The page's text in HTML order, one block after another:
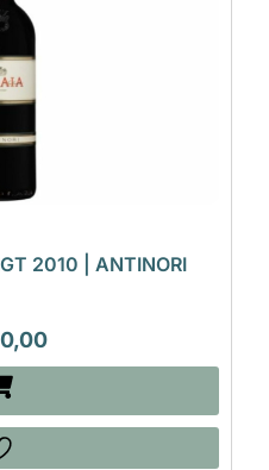
2010 | ANTINORI